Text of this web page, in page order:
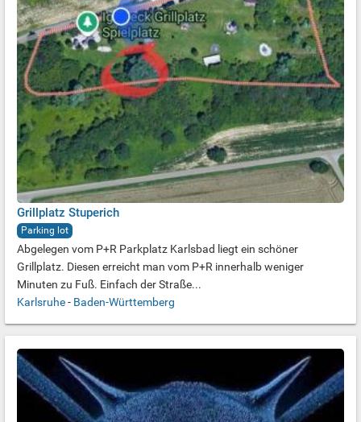
Grillplatz Stuperich
Parking lot
Abgelegen vom P+R Parkplatz Karlsbad liegt ein schöner
Grillplatz. Diesen erreicht man vom P+R innerhalb weniger
Minuten zu Fuß. Einfach der Straße...
Karlsruhe- Baden-Württemberg